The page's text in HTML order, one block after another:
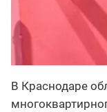
В Краснодаре